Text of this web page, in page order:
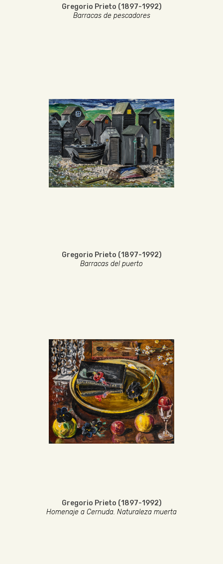
Gregorio Prieto (1897-1992)
Barracas de pescadores
Gregorio Prieto (1897-1992)
Barracas del puerto
Gregorio Prieto (1897-1992)
Homenaje a Cernuda. Naturaleza muerta